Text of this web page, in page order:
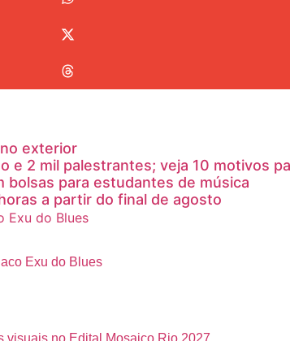
exterior
e 2 mil palestrantes; veja 10 motivos
bolsas para estudantes de música
a partir do final de agosto
Exu do Blues
visuais no Edital Mosaico Rio 2027